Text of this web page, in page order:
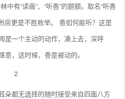
中有“读画”、“听香”的题额。取名“听香
房更是不胜枚举。 香如何能听？这是
是一个主动的动作，凑上去，深呼
，这时候，香是被动的。
朵都无选择的随时接受来自四面八方